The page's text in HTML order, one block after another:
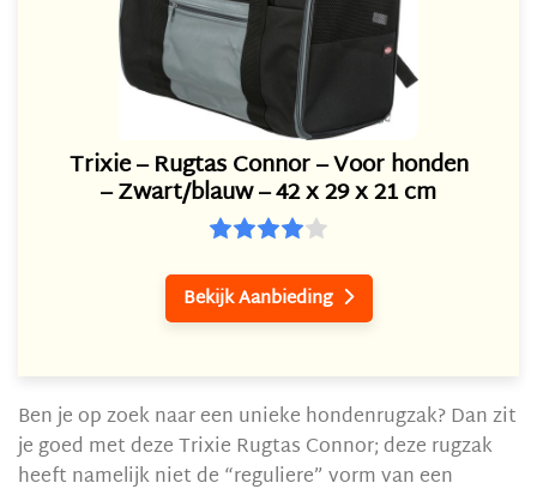
Trixie – Rugtas Connor – Voor honden
– Zwart/blauw – 42 x 29 x 21 cm
Bekijk Aanbieding 
Ben je op zoek naar een unieke hondenrugzak? Dan zit
je goed met deze Trixie Rugtas Connor; deze rugzak
heeft namelijk niet de “reguliere” vorm van een